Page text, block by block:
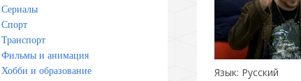
Язык: Русский
Сериалы
Спорт
Транспорт
Фильмы и анимация
Хобби и образование